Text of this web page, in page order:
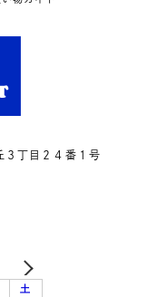
３丁目２４番１号
土